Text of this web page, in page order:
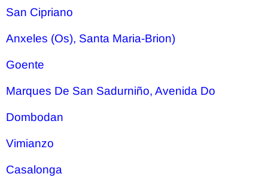
San Cipriano
Anxeles (Os), Santa Maria-Brion)
Goente
Marques De San Sadurniño, Avenida Do
Dombodan
Vimianzo
Casalonga